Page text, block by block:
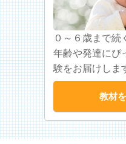
０～６歳まで続
年齢や発達にぴ
験をお届けしま
教材